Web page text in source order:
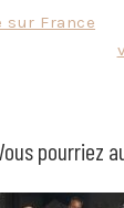
sur France
pourriez